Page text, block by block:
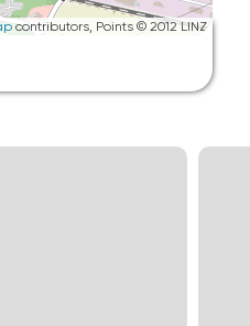
contributors, Points © 2012 LINZ